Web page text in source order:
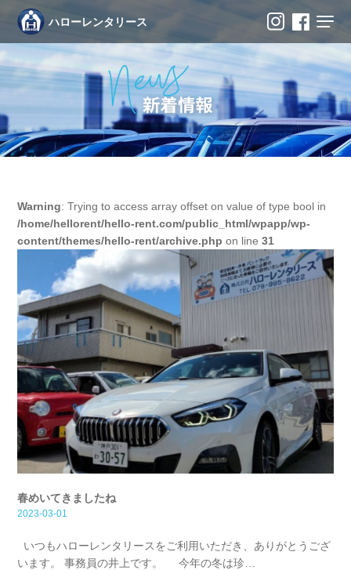
ハローレンタリース
Warning: Trying to access array offset on value of type bool in
/home/hellorent/hello-rent.com/public_html/wpapp/wp-
content/themes/hello-rent/archive.php on line31
春めいてきましたね
2023-03-01
いつもハローレンタリースをご利用いただき、ありがとうござ
います。 事務員の井上です。 今年の冬は珍…